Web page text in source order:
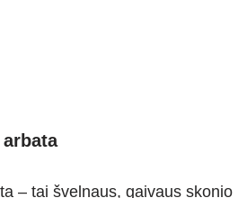
– tai švelnaus, gaivaus skonio